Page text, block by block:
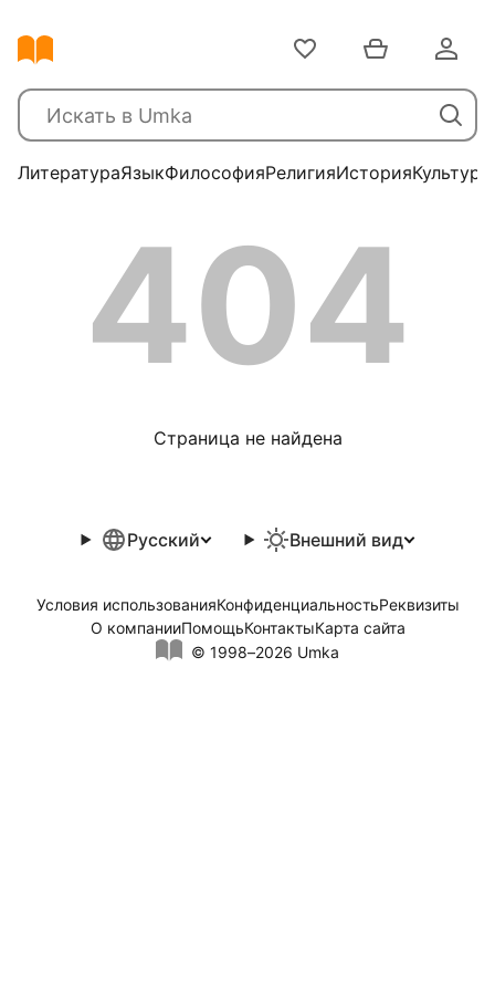
ЛитератураЯзыкФилософияРелигияИсторияКультура
404
Страница не найдена
Русский Внешний вид
© 1998–2026 Umka
Условия использованияКонфиденциальностьРеквизиты
О компанииПомощьКонтактыКарта сайта